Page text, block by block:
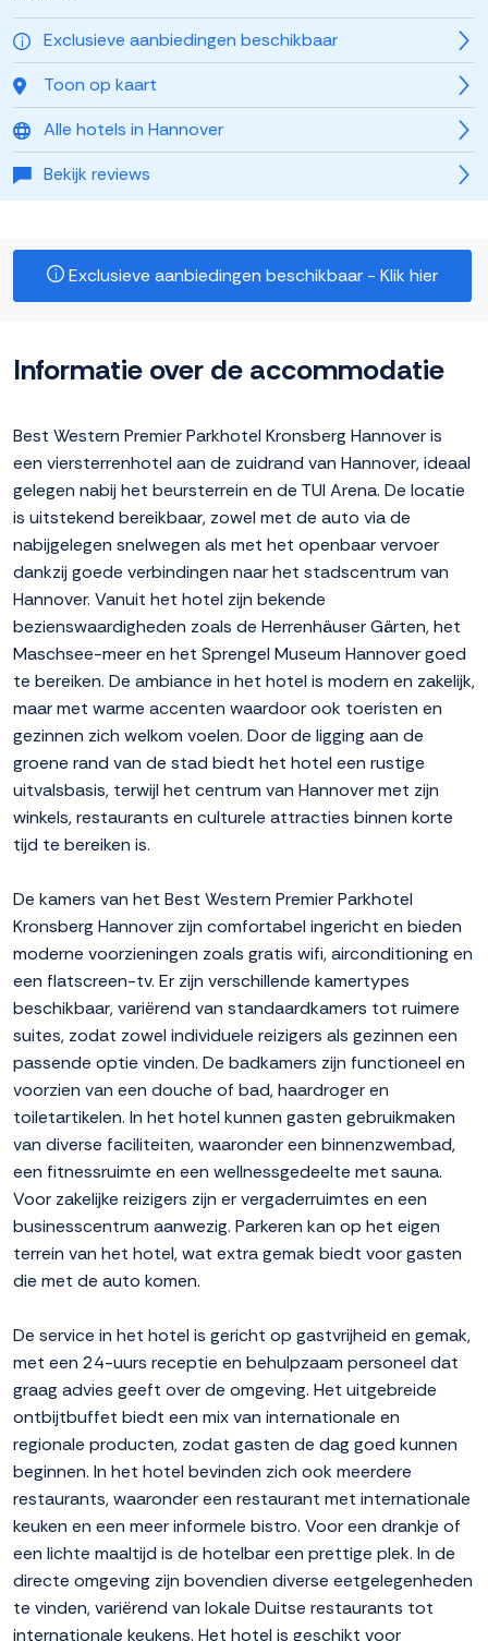
Exclusieve aanbiedingen beschikbaar
Toon op kaart
Alle hotels in Hannover
Bekijk reviews
Exclusieve aanbiedingen beschikbaar - Klik hier
Informatie over de accommodatie
Best Western Premier Parkhotel Kronsberg Hannover is
een viersterrenhotel aan de zuidrand van Hannover, ideaal
gelegen nabij het beursterrein en de TUI Arena. De locatie
is uitstekend bereikbaar, zowel met de auto via de
nabijgelegen snelwegen als met het openbaar vervoer
dankzij goede verbindingen naar het stadscentrum van
Hannover. Vanuit het hotel zijn bekende
bezienswaardigheden zoals de Herrenhäuser Gärten, het
Maschsee-meer en het Sprengel Museum Hannover goed
te bereiken. De ambiance in het hotel is modern en zakelijk,
maar met warme accenten waardoor ook toeristen en
gezinnen zich welkom voelen. Door de ligging aan de
groene rand van de stad biedt het hotel een rustige
uitvalsbasis, terwijl het centrum van Hannover met zijn
winkels, restaurants en culturele attracties binnen korte
tijd te bereiken is.
De kamers van het Best Western Premier Parkhotel
Kronsberg Hannover zijn comfortabel ingericht en bieden
moderne voorzieningen zoals gratis wifi, airconditioning en
een flatscreen-tv. Er zijn verschillende kamertypes
beschikbaar, variërend van standaardkamers tot ruimere
suites, zodat zowel individuele reizigers als gezinnen een
passende optie vinden. De badkamers zijn functioneel en
voorzien van een douche of bad, haardroger en
toiletartikelen. In het hotel kunnen gasten gebruikmaken
van diverse faciliteiten, waaronder een binnenzwembad,
een fitnessruimte en een wellnessgedeelte met sauna.
Voor zakelijke reizigers zijn er vergaderruimtes en een
businesscentrum aanwezig. Parkeren kan op het eigen
terrein van het hotel, wat extra gemak biedt voor gasten
die met de auto komen.
De service in het hotel is gericht op gastvrijheid en gemak,
met een 24-uurs receptie en behulpzaam personeel dat
graag advies geeft over de omgeving. Het uitgebreide
ontbijtbuffet biedt een mix van internationale en
regionale producten, zodat gasten de dag goed kunnen
beginnen. In het hotel bevinden zich ook meerdere
restaurants, waaronder een restaurant met internationale
keuken en een meer informele bistro. Voor een drankje of
een lichte maaltijd is de hotelbar een prettige plek. In de
directe omgeving zijn bovendien diverse eetgelegenheden
te vinden, variërend van lokale Duitse restaurants tot
internationale keukens. Het hotel is geschikt voor